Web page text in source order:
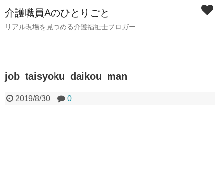
介護職員Aのひとりごと
リアル現場を見つめる介護福祉士ブロガー
job_taisyoku_daikou_man
2019/8/30 0